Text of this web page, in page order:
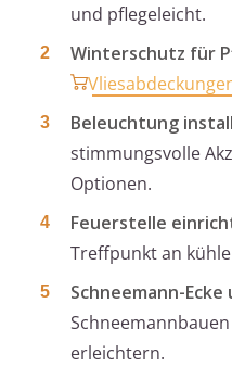
und pflegeleicht.
Winterschutz für
Beleuchtung
stimmungsvolle
Optionen.
Feuerstelle
Treffpunkt an
Schneemann-
erleichtern.